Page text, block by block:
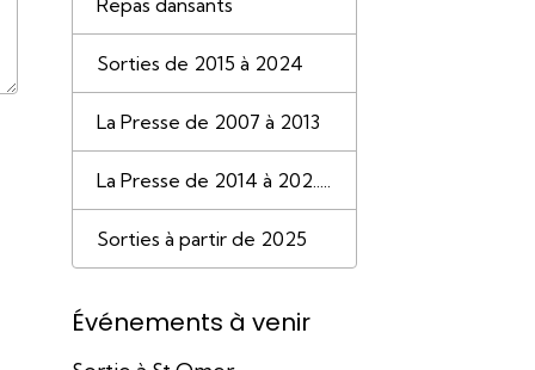
Repas dansants
Sorties de 2015 à 2024
La Presse de 2007 à 2013
La Presse de 2014 à 202.....
Sorties à partir de 2025
Événements à venir